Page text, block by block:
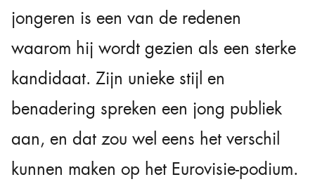
jongeren is een van de redenen
waarom hij wordt gezien als een sterke
kandidaat. Zijn unieke stijl en
benadering spreken een jong publiek
aan, en dat zou wel eens het verschil
kunnen maken op het Eurovisie-podium.